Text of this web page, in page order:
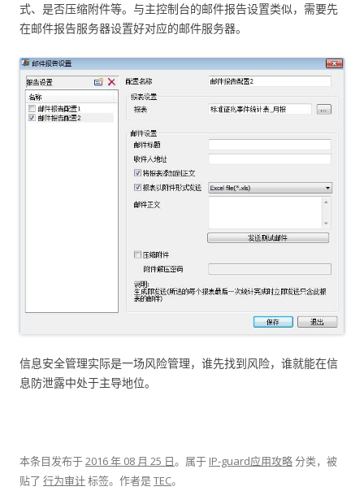
式、是否压缩附件等。与主控制台的邮件报告设置类似，需要先
在邮件报告服务器设置好对应的邮件服务器。
信息安全管理实际是一场风险管理，谁先找到风险，谁就能在信
息防泄露中处于主导地位。
本条目发布于2016 年 08 月 25 日。属于 IP-guard应用攻略分类，被
贴了 行为审计标签。 作者是TEC。